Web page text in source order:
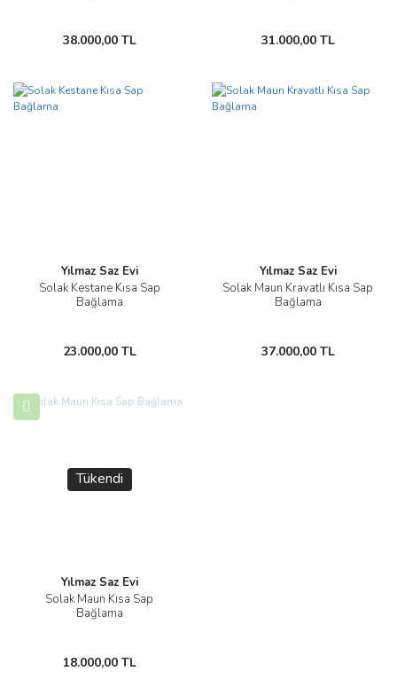
38.000,00 TL 31.000,00 TL
Yılmaz Saz Evi
Solak Kestane Kısa Sap
Bağlama
23.000,00 TL
Yılmaz Saz Evi
Solak Maun Kravatlı Kısa Sap
Bağlama
37.000,00 TL
Tükendi
Yılmaz Saz Evi
Solak Maun Kısa Sap
Bağlama
18.000,00 TL